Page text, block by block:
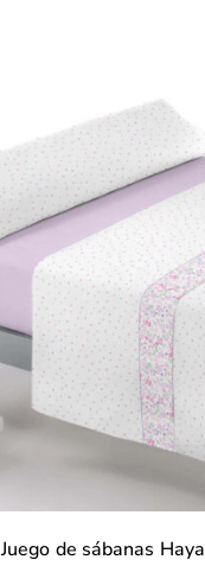
Juego de sábanas Haya